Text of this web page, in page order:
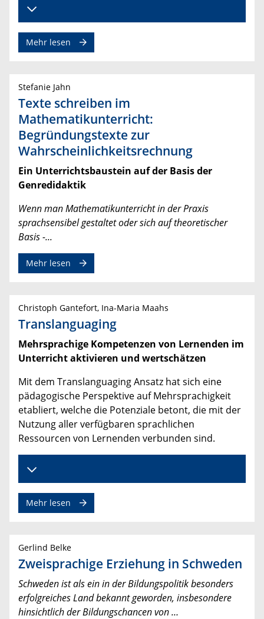
Mehr lesen
Stefanie Jahn
Texte schreiben im
Mathematikunterricht:
Begründungstexte zur
Wahrscheinlichkeitsrechnung
Ein Unterrichtsbaustein auf der Basis der
Genredidaktik
Wenn man Mathematikunterricht in der Praxis
sprachsensibel gestaltet oder sich auf theoretischer
Basis -...
Mehr lesen
Christoph Gantefort, Ina-Maria Maahs
Translanguaging
Mehrsprachige Kompetenzen von Lernenden im
Unterricht aktivieren und wertschätzen
Mit dem Translanguaging Ansatz hat sich eine
pädagogische Perspektive auf Mehrsprachigkeit
etabliert, welche die Potenziale betont, die mit der
Nutzung aller verfügbaren sprachlichen
Ressourcen von Lernenden verbunden sind.
Mehr lesen
Gerlind Belke
Zweisprachige Erziehung in Schweden
Schweden ist als ein in der Bildungspolitik besonders
erfolgreiches Land bekannt geworden, insbesondere
hinsichtlich der Bildungschancen von …